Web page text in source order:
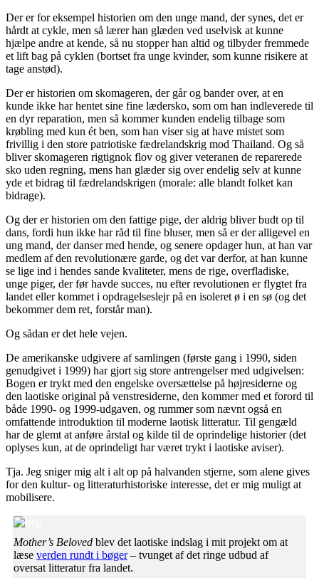
Der er for eksempel historien om den unge mand, der synes, det er
hårdt at cykle, men så lærer han glæden ved uselvisk at kunne
hjælpe andre at kende, så nu stopper han altid og tilbyder fremmede
et lift bag på cyklen (bortset fra unge kvinder, som kunne risikere at
tage anstød).
Der er historien om skomageren, der går og bander over, at en
kunde ikke har hentet sine fine lædersko, som om han indleverede til
en dyr reparation, men så kommer kunden endelig tilbage som
krøbling med kun ét ben, som han viser sig at have mistet som
frivillig i den store patriotiske fædrelandskrig mod Thailand. Og så
bliver skomageren rigtignok flov og giver veteranen de reparerede
sko uden regning, mens han glæder sig over endelig selv at kunne
yde et bidrag til fædrelandskrigen (morale: alle blandt folket kan
bidrage).
Og der er historien om den fattige pige, der aldrig bliver budt op til
dans, fordi hun ikke har råd til fine bluser, men så er der alligevel en
ung mand, der danser med hende, og senere opdager hun, at han var
medlem af den revolutionære garde, og det var derfor, at han kunne
se lige ind i hendes sande kvaliteter, mens de rige, overfladiske,
unge piger, der før havde succes, nu efter revolutionen er flygtet fra
landet eller kommet i opdragelseslejr på en isoleret ø i en sø (og det
bekommer dem ret, forstår man).
Og sådan er det hele vejen.
De amerikanske udgivere af samlingen (første gang i 1990, siden
genudgivet i 1999) har gjort sig store antrengelser med udgivelsen:
Bogen er trykt med den engelske oversættelse på højresiderne og
den laotiske original på venstresiderne, den kommer med et forord til
både 1990- og 1999-udgaven, og rummer som nævnt også en
omfattende introduktion til moderne laotisk litteratur. Til gengæld
har de glemt at anføre årstal og kilde til de oprindelige historier (det
oplyses kun, at de oprindeligt har været trykt i laotiske aviser).
Tja. Jeg sniger mig alt i alt op på halvanden stjerne, som alene gives
for den kultur- og litteraturhistoriske interesse, det er mig muligt at
mobilisere.
Mother’s Beloved blev det laotiske indslag i mit projekt om at
læse verden rundt i bøger– tvunget af det ringe udbud af
oversat litteratur fra landet.